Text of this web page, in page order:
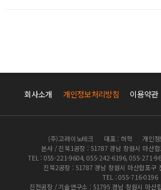
회사소개 개인정보처리방침 이용약관
(주)고려이노테크 대표 : 허혁
개인
본사 / 진북1공장 : 51787 경남 창원시 마산
TEL : 055-221-9604, 055-242-6196, 055-271-
진북2공장 : 51787 경남 창원시 마산합포구
TEL : 055-716-0196
진전공장 / 기술연구소 : 51795 경남 창원시 마산